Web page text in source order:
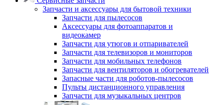
Запчасти и аксессуары для бытовой техники
Запчасти для пылесосов
Аксессуары для фотоаппаратов и
видеокамер
Запчасти для утюгов и отпаривателей
Запчасти для телевизоров и мониторов
Запчасти для мобильных телефонов
Запчасти для вентиляторов и обогревателей
Запасные части для роботов-пылесосов
Пульты дистанционного управления
Запчасти для музыкальных центров